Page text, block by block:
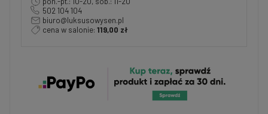
502 104 104
biuro@luksusowysen.pl
cena w salonie: 119,00 zł